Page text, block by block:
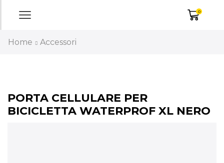
0
Home Accessori
PORTA CELLULARE PER
BICICLETTA WATERPROF XL NERO